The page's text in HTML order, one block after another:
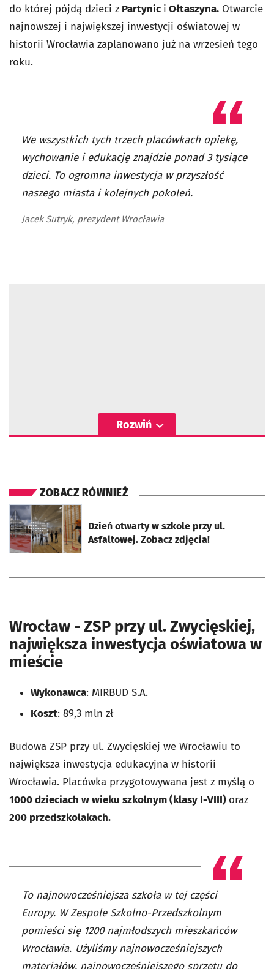
do której pójdą dzieci z Partynic i Ołtaszyna. Otwarcie
najnowszej i największej inwestycji oświatowej w
historii Wrocławia zaplanowano już na wrzesień tego
roku.
We wszystkich tych trzech placówkach opiekę,
wychowanie i edukację znajdzie ponad 3 tysiące
dzieci. To ogromna inwestycja w przyszłość
naszego miasta i kolejnych pokoleń.
Jacek Sutryk, prezydent Wrocławia
Rozwiń
ZOBACZ RÓWNIEŻ
Dzień otwarty w szkole przy ul.
Asfaltowej. Zobacz zdjęcia!
otworzy się w nowej karcie
Wrocław - ZSP przy ul. Zwycięskiej,
największa inwestycja oświatowa w
mieście
Wykonawca: MIRBUD S.A.
Koszt: 89,3 mln zł
Budowa ZSP przy ul. Zwycięskiej we Wrocławiu to
największa inwestycja edukacyjna w historii
Wrocławia. Placówka przygotowywana jest z myślą o
1000 dzieciach w wieku szkolnym (klasy I-VIII) oraz
200 przedszkolakach.
To najnowocześniejsza szkoła w tej części
Europy. W Zespole Szkolno-Przedszkolnym
pomieści się 1200 najmłodszych mieszkańców
Wrocławia. Użyliśmy najnowocześniejszych
materiałów, najnowocześniejszego sprzętu do